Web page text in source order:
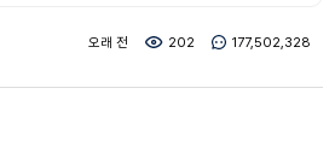
오래 전 202 177,502,328